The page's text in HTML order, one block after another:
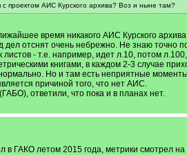
с проектом АИС Курского архива? Воз и ныне там?
время никакого АИС Курского
отснят очень небрежно. Не знаю точно
- т.е. например, идет л.10, потом
книгами, в каждом 2-3 случае
Но и там есть неприятные
причиной того, что нет АИС.
ответили, что пока и в планах нет.
ГАКО летом 2015 года, метрики смотрел